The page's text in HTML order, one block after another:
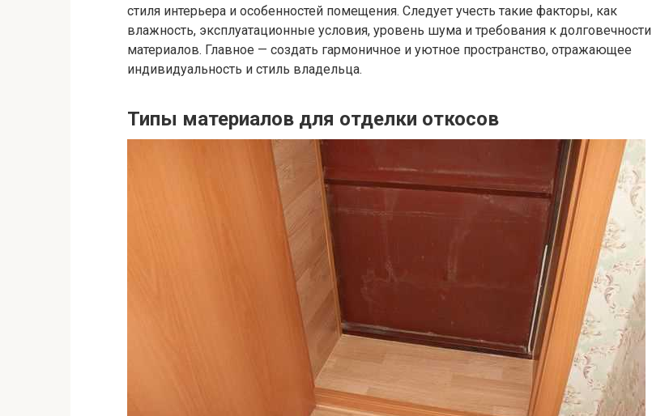
стиля интерьера и особенностей помещения. Следует учесть такие факторы, как
влажность, эксплуатационные условия, уровень шума и требования к долговечности
материалов. Главное — создать гармоничное и уютное пространство, отражающее
индивидуальность и стиль владельца.
Типы материалов для отделки откосов